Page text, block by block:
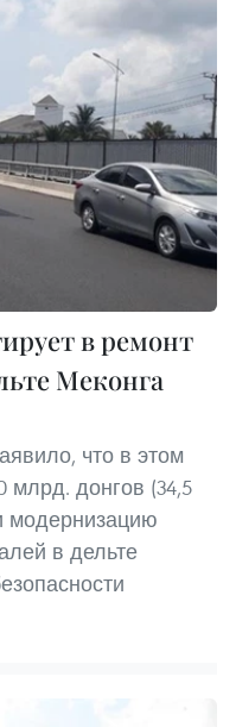
в ремонт
Меконга
что в этом
млрд. донгов (34,5
в дельте